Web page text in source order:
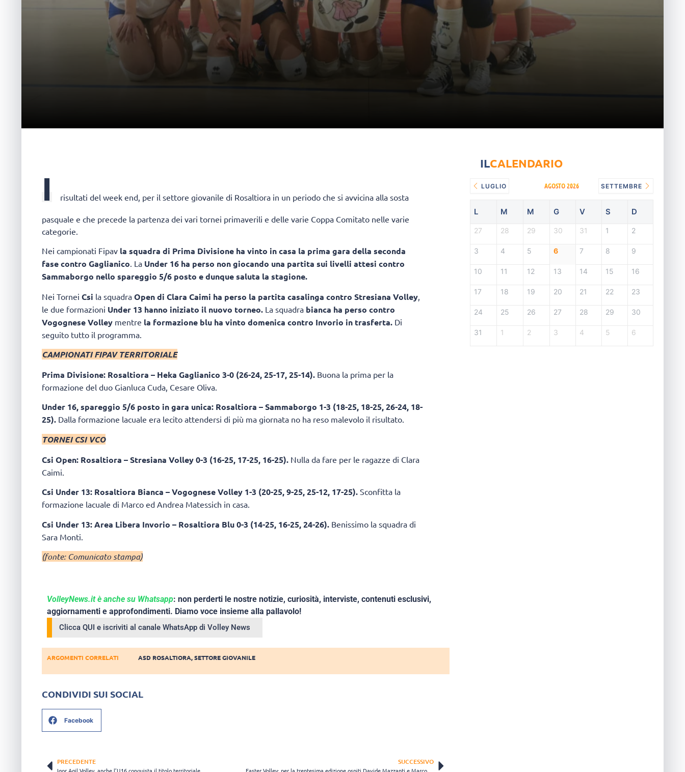
I risultati del week end, per il settore giovanile di Rosaltiora in un periodo che si avvicina alla sosta
pasquale e che precede la partenza dei vari tornei primaverili e delle varie Coppa Comitato nelle varie
categorie.
Nei campionati Fipav la squadra di Prima Divisione ha vinto in casa la prima gara della seconda
fase contro Gaglianico. La Under 16 ha perso non giocando una partita sui livelli attesi contro
Sammaborgo nello spareggio 5/6 posto e dunque saluta la stagione.
Nei Tornei Csi la squadra Open di Clara Caimi ha perso la partita casalinga contro Stresiana Volley
le due formazioni Under 13 hanno iniziato il nuovo torneo. La squadra bianca ha perso contro
Vogognese Volley mentre la formazione blu ha vinto domenica contro Invorio in trasferta. Di
seguito tutto il programma.
CAMPIONATI FIPAV TERRITORIALE
Prima Divisione: Rosaltiora – Heka Gaglianico 3-0 (26-24, 25-17, 25-14). Buona la prima per la
formazione del duo Gianluca Cuda, Cesare Oliva.
Under 16, spareggio 5/6 posto in gara unica: Rosaltiora – Sammaborgo 1-3 (18-25, 18-25, 26-24, 18-
25). Dalla formazione lacuale era lecito attendersi di più ma giornata no ha reso malevolo il risultato.
TORNEI CSI VCO
Csi Open: Rosaltiora – Stresiana Volley 0-3 (16-25, 17-25, 16-25). Nulla da fare per le ragazze di Clara
Caimi.
Csi Under 13: Rosaltiora Bianca – Vogognese Volley 1-3 (20-25, 9-25, 25-12, 17-25). Sconfitta la
formazione lacuale di Marco ed Andrea Matessich in casa.
Csi Under 13: Area Libera Invorio – Rosaltiora Blu 0-3 (14-25, 16-25, 24-26). Benissimo la squadra di
Sara Monti.
(fonte: Comunicato stampa)
VolleyNews.it è anche su Whatsapp: non perderti le nostre notizie, curiosità, interviste, contenuti esclusivi,
aggiornamenti e approfondimenti. Diamo voce insieme alla pallavolo!
Clicca QUI e iscriviti al canale WhatsApp di Volley News
ARGOMENTI CORRELATI ASD ROSALTIORA,SETTORE GIOVANILE
CONDIVIDI SUI SOCIAL
Facebook
PRECEDENTE SUCCESSIVO
ILCALENDARIO
LUGLIO AGOSTO 2026 SETTEMBRE
L M M G V S D
27 28 29 30 31 1 2
3 4 5 6 7 8 9
10 11 12 13 14 15 16
17 18 19 20 21 22 23
24 25 26 27 28 29 30
31 1 2 3 4 5 6